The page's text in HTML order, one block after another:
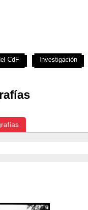
CdF Investigación